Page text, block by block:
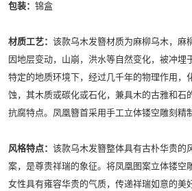
包装： 锦盒
材质工艺： 该款乌木发簪材质为麻柳乌木，麻
因地层变动，山崩，洪水等自然变化，被冲埋
特定的地质环境下，经过几千年的物理作用，
蚀，其木质或碳化或石化，兼具木的古雅和石
抗腐特点。凤凰簪首采用手工立体镂空雕刻精
风格特点： 该款乌木发簪整体具有古朴华贵的
案，是尊贵祥瑞的象征。将凤凰图案立体镂空
女性具有雍容华贵的气质，传递祥瑞如意的美